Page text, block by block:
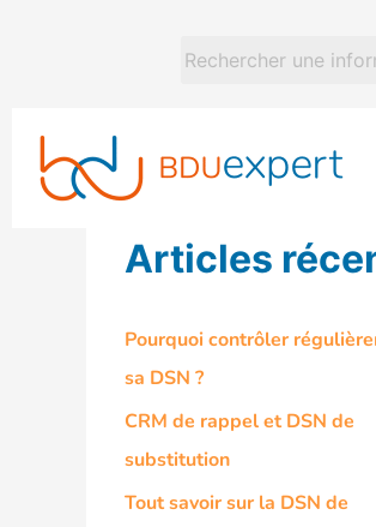
Articles
Pourquoi contrôler
sa DSN ?
CRM de rappel et DSN de
substitution
Tout savoir sur la DSN de